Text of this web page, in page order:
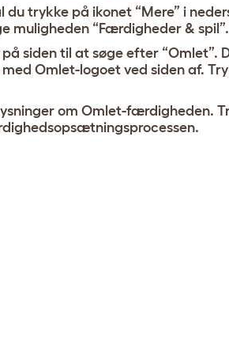
du trykke på ikonet “Mere” i
muligheden “Færdigheder & spil”.
siden til at søge efter “Omlet”.
Omlet-logoet ved siden af.
om Omlet-færdigheden.